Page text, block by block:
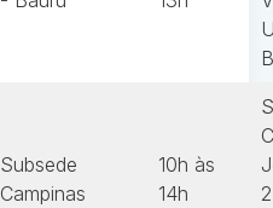
Subsede
Campinas
10h às
14h